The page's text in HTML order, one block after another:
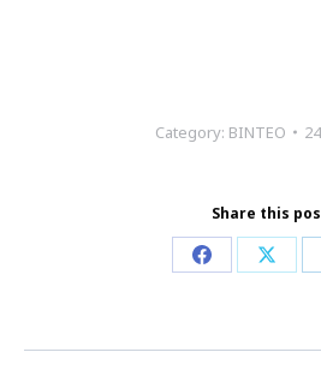
Category: ΒΙΝΤΕΟ
Share this
Share
Facebook
Share
X